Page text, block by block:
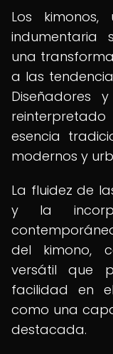
Los
indumentaria
una
a las
Diseñadores
esencia
modernos y
La fluidez de
y la
del kimono,
versátil que
facilidad en
como una
destacada.